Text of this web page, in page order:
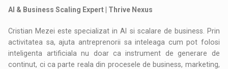
AI & Business Scaling Expert | Thrive Nexus
Cristian Mezei este specializat in AI si scalare de business. Prin
activitatea sa, ajuta antreprenorii sa inteleaga cum pot folosi
inteligenta artificiala nu doar ca instrument de generare de
continut, ci ca parte reala din procesele de business, marketing,